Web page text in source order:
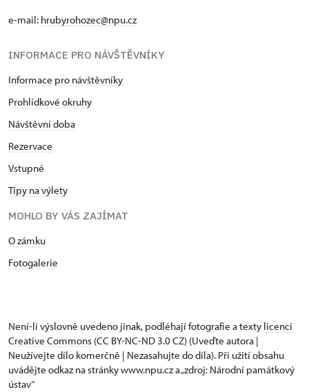
e-mail: hrubyrohozec@npu.cz
INFORMACE PRO NÁVŠTĚVNÍKY
Informace pro návštěvníky
Prohlídkové okruhy
Návštěvní doba
Rezervace
Vstupné
Tipy na výlety
MOHLO BY VÁS ZAJÍMAT
O zámku
Fotogalerie
Není-li výslovně uvedeno jinak, podléhají fotografie a texty licenci
Creative Commons (CC BY-NC-ND 3.0 CZ) (Uveďte autora |
Neužívejte dílo komerčně | Nezasahujte do díla). Při užití obsahu
uvádějte odkaz na stránky www.npu.cz a „zdroj: Národní památkový
ústav“